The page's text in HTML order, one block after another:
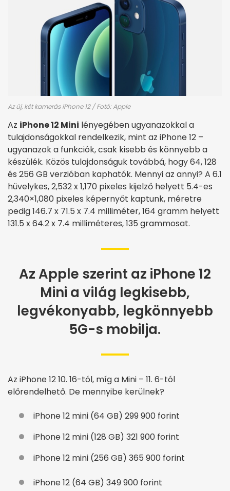
Az új, két kamerás iPhone 12 / Fotó: Apple
Az iPhone 12 Mini lényegében ugyanazokkal a
tulajdonságokkal rendelkezik, mint az iPhone 12 –
ugyanazok a funkciók, csak kisebb és könnyebb a
készülék. Közös tulajdonságuk továbbá, hogy 64, 128
és 256 GB verzióban kaphatók. Mennyi az annyi? A 6.1
hüvelykes, 2,532 x 1,170 pixeles kijelző helyett 5.4-es
2,340×1,080 pixeles képernyőt kaptunk, méretre
pedig 146.7 x 71.5 x 7.4 milliméter, 164 gramm helyett
131.5 x 64.2 x 7.4 milliméteres, 135 grammosat.
Az Apple szerint az iPhone 12
Mini a világ legkisebb,
legvékonyabb, legkönnyebb
5G-s mobilja.
Az iPhone 12 10. 16-tól, míg a Mini – 11. 6-tól
előrendelhető. De mennyibe kerülnek?
iPhone 12 mini (64 GB) 299 900 forint
iPhone 12 mini (128 GB) 321 900 forint
iPhone 12 mini (256 GB) 365 900 forint
iPhone 12 (64 GB) 349 900 forint